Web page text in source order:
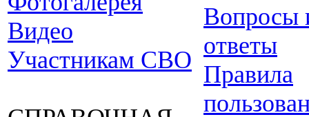
Видео
Участникам СВО
Вопросы
ответы
Правила